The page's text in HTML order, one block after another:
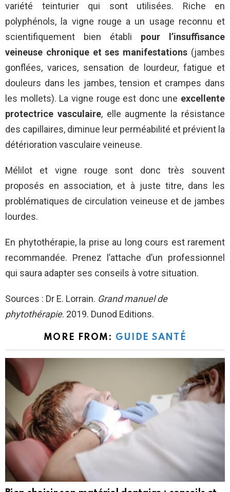
variété teinturier qui sont utilisées. Riche en
polyphénols, la vigne rouge a un usage reconnu et
scientifiquement bien établi pour l’insuffisance
veineuse chronique et ses manifestations (jambes
gonflées, varices, sensation de lourdeur, fatigue et
douleurs dans les jambes, tension et crampes dans
les mollets). La vigne rouge est donc une excellente
protectrice vasculaire, elle augmente la résistance
des capillaires, diminue leur perméabilité et prévient la
détérioration vasculaire veineuse.
Mélilot et vigne rouge sont donc très souvent
proposés en association, et à juste titre, dans les
problématiques de circulation veineuse et de jambes
lourdes.
En phytothérapie, la prise au long cours est rarement
recommandée. Prenez l’attache d’un professionnel
qui saura adapter ses conseils à votre situation.
Sources : Dr E. Lorrain. Grand manuel de
phytothérapie. 2019. Dunod Editions.
MORE FROM: GUIDE SANTÉ